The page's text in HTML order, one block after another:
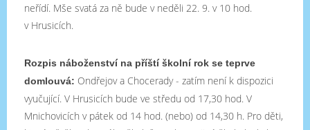
neřídí. Mše svatá za ně bude v neděli 22. 9. v 10 hod.
v Hrusicích.
Rozpis náboženství na příští školní rok se teprve
domlouvá: Ondřejov a Chocerady - zatím není k dispozici
vyučující. V Hrusicích bude ve středu od 17,30 hod. V
Mnichovicích v pátek od 14 hod. (nebo) od 14,30 h. Pro děti,